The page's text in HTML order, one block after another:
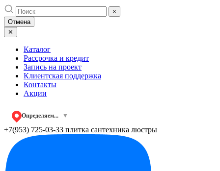
Skip
to
content
×
Отмена
✕
Каталог
Рассрочка и кредит
Запись на проект
Клиентская поддержка
Контакты
Акции
Определяем... ▼
+7(953) 725-03-33 плитка сантехника люстры